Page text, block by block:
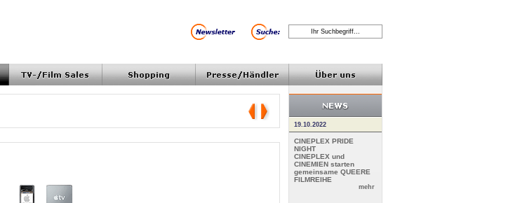
19.10.2022
CINEPLEX PRIDE
NIGHT
CINEPLEX und
CINEMIEN starten
gemeinsame QUEERE
FILMREIHE
mehr